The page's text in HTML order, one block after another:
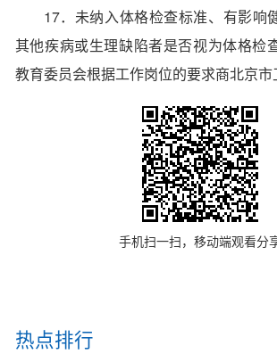
17．未纳入体格检查标准、有影响
其他疾病或生理缺陷者是否视为体格检
教育委员会根据工作岗位的要求商北京市
手机扫一扫，移动端观看分
热点排行